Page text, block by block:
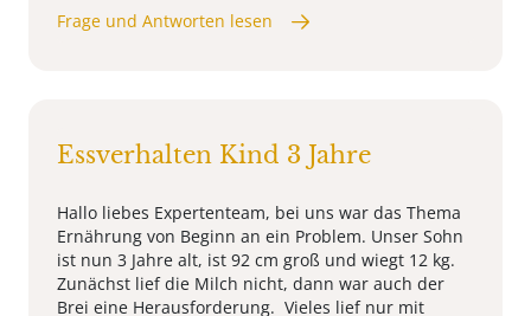
Frage und Antworten lesen
Essverhalten Kind 3 Jahre
Hallo liebes Expertenteam, bei uns war das Thema
Ernährung von Beginn an ein Problem. Unser Sohn
ist nun 3 Jahre alt, ist 92 cm groß und wiegt 12 kg.
Zunächst lief die Milch nicht, dann war auch der
Brei eine Herausforderung. Vieles lief nur mit